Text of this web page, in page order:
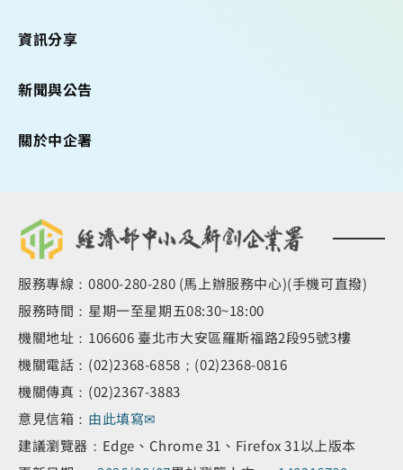
資訊分享
新聞與公告
關於中企署
服務專線：0800-280-280 (馬上辦服務中心)(手機可直撥)
服務時間：星期一至星期五08:30~18:00
機關地址：106606 臺北市大安區羅斯福路2段95號3樓
機關電話：(02)2368-6858；(02)2368-0816
機關傳真：(02)2367-3883
意見信箱： 由此填寫✉
建議瀏覽器：Edge、Chrome 31、Firefox 31以上版本